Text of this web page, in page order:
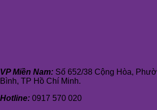
VP Miền Nam: Số 652/38 Cộng Hòa,
Bình, TP Hồ Chí Minh.
Hotline: 0917 570 020